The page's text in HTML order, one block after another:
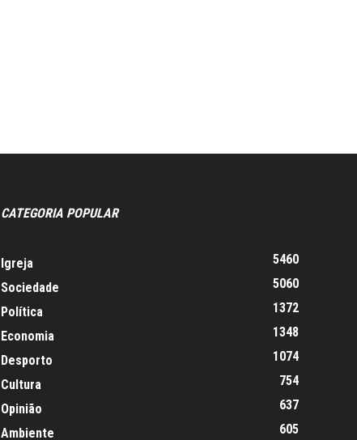
CATEGORIA POPULAR
Igreja
5460
Sociedade
5060
Política
1372
Economia
1348
Desporto
1074
Cultura
754
Opinião
637
Ambiente
605